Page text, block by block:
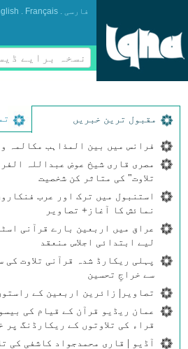
فارسی .
Français
.
نسخہ برایے
مقبول ترین خبریں
فرانس میں بین المذاہب مکالمہ
مصری قاری شیخ عوض عبداللہ
تلاوت" کی متاثر کن شخصیت
استنبول میں ترک اور عرب
نمائش کا آغاز+ تصاویر
عراق میں اربعین بارے قرآنی
لیے ابتدائی اجلاس منعقد
پہلی ریکارڈ شدہ قرآنی تلاوت
سے خراجِ تحسین
تصاویر| زائرین اربعین کے
عمان ریڈیو قرآن کے قیام کی
قراء کی تلاوتوں کے ریکارڈنگ پر
آڈیو | قاری محمدجواد کاشفی کی